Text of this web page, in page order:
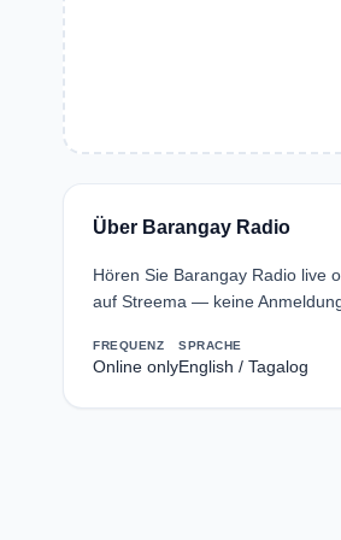
Über Barangay Radio
Hören Sie Barangay Radio live
auf Streema — keine
FREQUENZ
Online only
SPRACHE
English / Tagalog